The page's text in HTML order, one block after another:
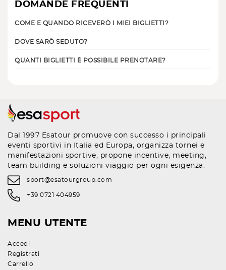
DOMANDE FREQUENTI
COME E QUANDO RICEVERÒ I MIEI BIGLIETTI?
DOVE SARÒ SEDUTO?
QUANTI BIGLIETTI È POSSIBILE PRENOTARE?
Dal 1997 Esatour promuove con successo i principali
eventi sportivi in Italia ed Europa, organizza tornei e
manifestazioni sportive, propone incentive, meeting,
team building e soluzioni viaggio per ogni esigenza.
sport@esatourgroup.com
+39 0721 404959
MENU UTENTE
Accedi
Registrati
Carrello